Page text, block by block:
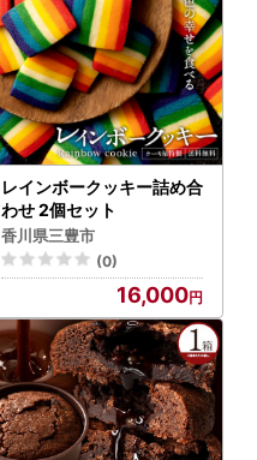
レインボークッキー詰め合
わせ 2個セット
香川県三豊市
(0)
16,000